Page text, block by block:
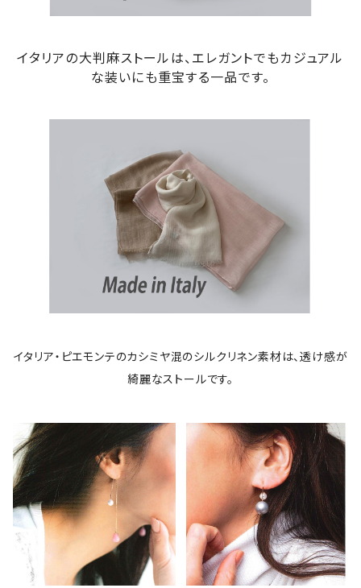
イタリアの大判麻ストールは、エレガントでもカジュアル
な装いにも重宝する一品です。
イタリア・ピエモンテのカシミヤ混のシルクリネン素材は、透け感が
綺麗なストールです。